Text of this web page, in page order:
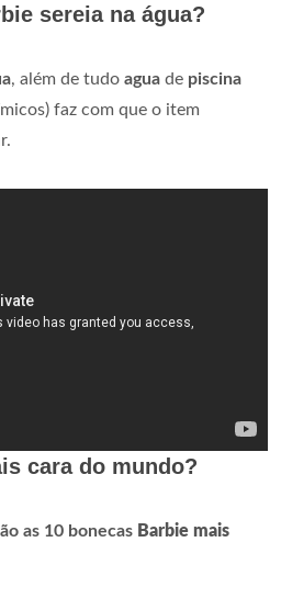
sereia na água?
, além de tudo agua de piscina
faz com que o item
cara do mundo?
as 10 bonecas Barbie mais